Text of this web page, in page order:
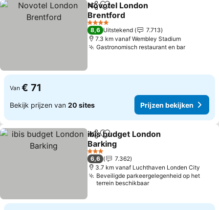
DelenToevoegen aan favorieten
Novotel London
Brentford
Prijzen bekijken
4 Sterren
8,6 Uitstekend
7.713
7.3 km vanaf Wembley Stadium
Gastronomisch restaurant en barPrijzen
Van € 71
Bekijk prijzen van 20 sites Prijzen bekijken
DelenToevoegen aan favorieten
ibis budget London
Barking
Prijzen bekijken
3 Sterren
6,6
7.362
3.7 km vanaf Luchthaven Londen City
Beveiligde parkeergelegenheid op het
terrein beschikbaar